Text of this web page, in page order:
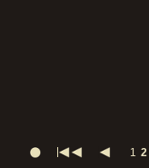
1 2